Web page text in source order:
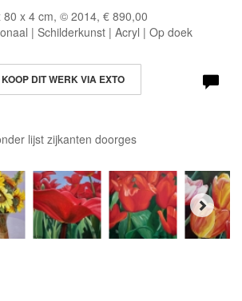
80 x 4 cm, © 2014, € 890,00
| Schilderkunst | Acryl | Op doek
KOOP DIT WERK VIA EXTO
lijst zijkanten doorges